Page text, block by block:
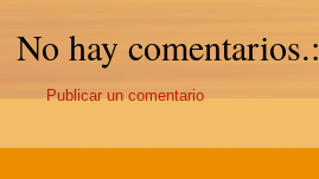
No hay comentarios.:
Publicar un comentario